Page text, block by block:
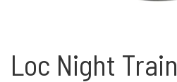
Loc Night Train